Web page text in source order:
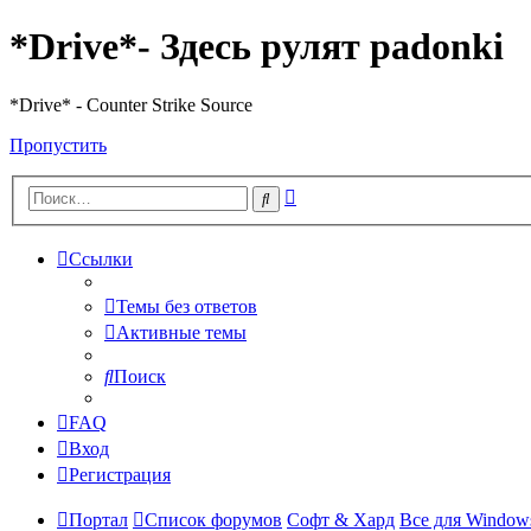
*Drive*- Здесь рулят padonki
*Drive* - Counter Strike Source
Пропустить
Поиск
Ссылки
Темы без ответов
Активные темы
Поиск
FAQ
Вход
Регистрация
Портал Список форумов Софт & Хард Все для